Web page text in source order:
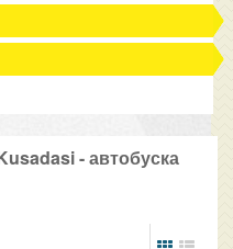
- автобуска